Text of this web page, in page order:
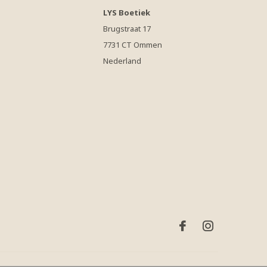
LYS Boetiek
Brugstraat 17
7731 CT Ommen
Nederland